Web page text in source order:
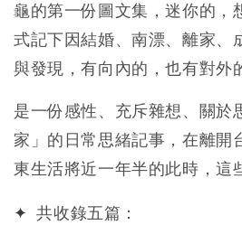
龜的第一份圖文集，迷你的，
式記下因結婚、南漂、離家、
與發現，有向內的，也有對外
是一份感性、充斥雜想、關於
家」的日常思緒記事，在離開
東生活將近一年半的此時，這
✦ 共收錄五篇：